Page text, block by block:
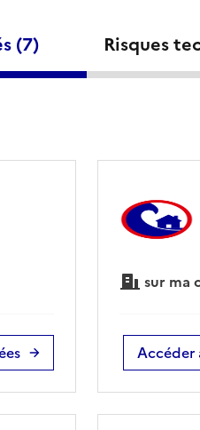
(7) Risques
sur ma
Accéder